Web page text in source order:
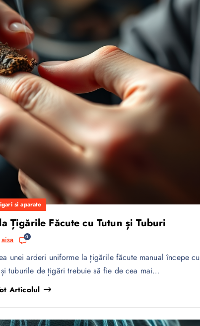
si aparate
Țigările Făcute cu Tutun și Tuburi
aisa 0
unei arderi uniforme la țigările făcute manual începe cu
tuburile de țigări trebuie să fie de cea mai…
Articolul